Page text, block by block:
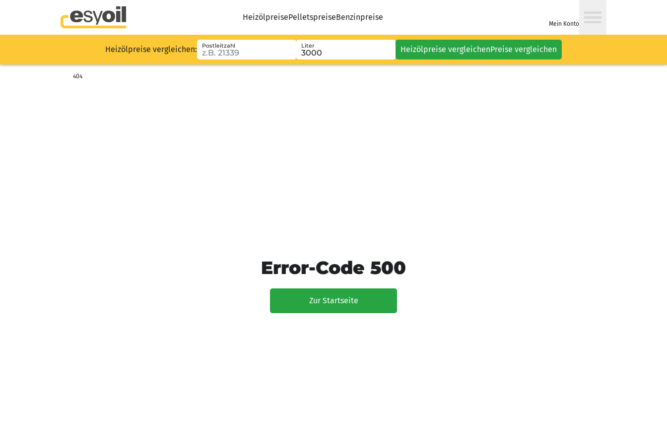
HeizölpreisePelletspreiseBenzinpreise
Mein Konto
Heizölpreise vergleichen: Postleitzahl Liter Heizölpreise vergleichenPreise vergleichen
404
Error-Code 500
Zur Startseite